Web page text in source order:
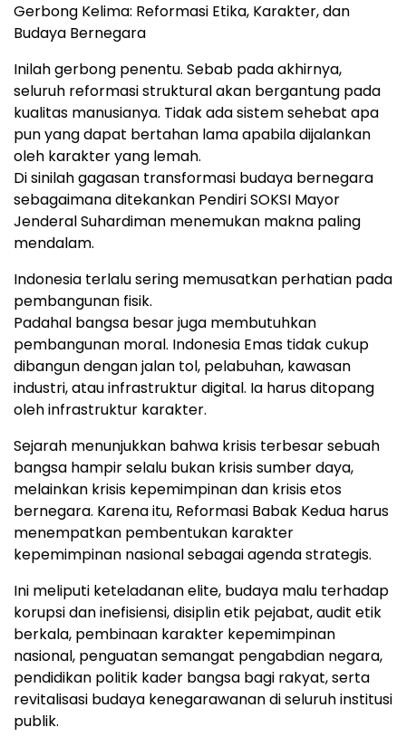
Gerbong Kelima: Reformasi Etika, Karakter, dan
Budaya Bernegara
Inilah gerbong penentu. Sebab pada akhirnya,
seluruh reformasi struktural akan bergantung pada
kualitas manusianya. Tidak ada sistem sehebat apa
pun yang dapat bertahan lama apabila dijalankan
oleh karakter yang lemah.
Di sinilah gagasan transformasi budaya bernegara
sebagaimana ditekankan Pendiri SOKSI Mayor
Jenderal Suhardiman menemukan makna paling
mendalam.
Indonesia terlalu sering memusatkan perhatian pada
pembangunan fisik.
Padahal bangsa besar juga membutuhkan
pembangunan moral. Indonesia Emas tidak cukup
dibangun dengan jalan tol, pelabuhan, kawasan
industri, atau infrastruktur digital. Ia harus ditopang
oleh infrastruktur karakter.
Sejarah menunjukkan bahwa krisis terbesar sebuah
bangsa hampir selalu bukan krisis sumber daya,
melainkan krisis kepemimpinan dan krisis etos
bernegara. Karena itu, Reformasi Babak Kedua harus
menempatkan pembentukan karakter
kepemimpinan nasional sebagai agenda strategis.
Ini meliputi keteladanan elite, budaya malu terhadap
korupsi dan inefisiensi, disiplin etik pejabat, audit etik
berkala, pembinaan karakter kepemimpinan
nasional, penguatan semangat pengabdian negara,
pendidikan politik kader bangsa bagi rakyat, serta
revitalisasi budaya kenegarawanan di seluruh institusi
publik.